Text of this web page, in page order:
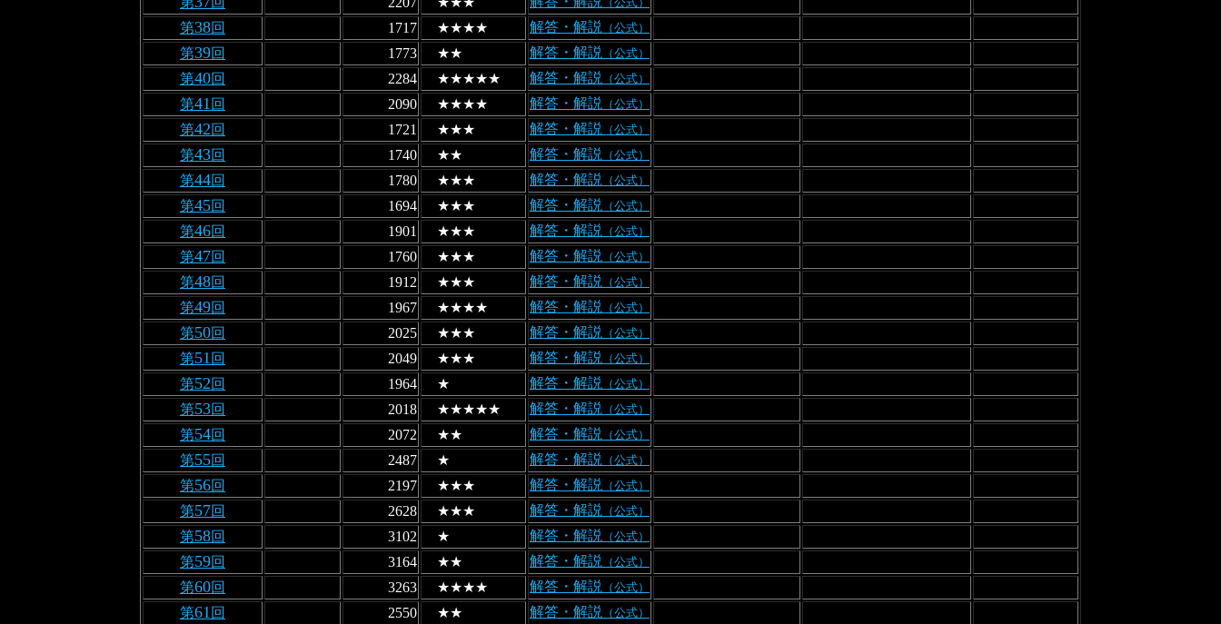
第38回 1717 ★★★★ 解答・解説 （公式）
第39回 1773 ★★ 解答・解説 （公式）
第40回 2284 ★★★★★ 解答・解説 （公式）
第41 回 2090 ★★★★ 解答・解説 （公式）
第42回 1721 ★★★ 解答・解説 （公式）
第43回 1740 ★★ 解答・解説 （公式）
第44回 1780 ★★★ 解答・解説 （公式）
第45回 1694 ★★★ 解答・解説 （公式）
第46回 1901 ★★★ 解答・解説 （公式）
第47回 1760 ★★★ 解答・解説 （公式）
第48回 1912 ★★★ 解答・解説 （公式）
第49回 1967 ★★★★ 解答・解説 （公式）
第50回 2025 ★★★ 解答・解説 （公式）
第51 回 2049 ★★★ 解答・解説 （公式）
第52回 1964 ★ 解答・解説 （公式）
第53回 2018 ★★★★★ 解答・解説 （公式）
第54回 2072 ★★ 解答・解説 （公式）
第55回 2487 ★ 解答・解説 （公式）
第56回 2197 ★★★ 解答・解説 （公式）
第57回 2628 ★★★ 解答・解説 （公式）
第58回 3102 ★ 解答・解説 （公式）
第59回 3164 ★★ 解答・解説 （公式）
第60回 3263 ★★★★ 解答・解説 （公式）
第61 回 2550 ★★ 解答・解説 （公式）